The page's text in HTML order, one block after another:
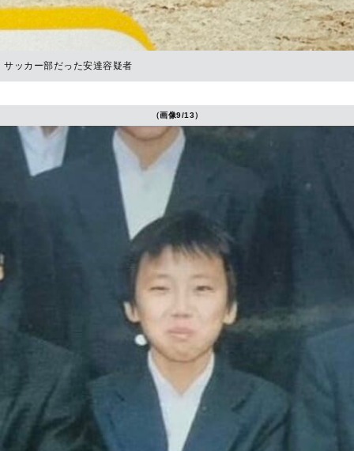
サッカー部だった安達容疑者
（画像9/13）